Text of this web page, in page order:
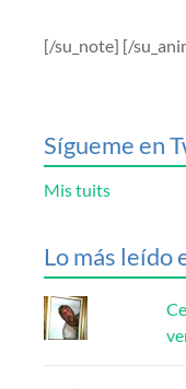
[/su_note] [/
Sígueme en
Mis tuits
Lo más leído